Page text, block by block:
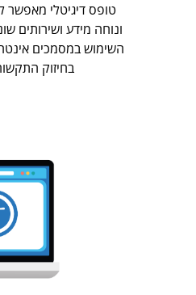
טופס דיגיטלי
ונוחה מידע ושירותים
השימוש במסמכים
בחיזוק